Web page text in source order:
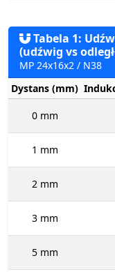
Tabela 1:
(udźwig vs
MP 24x16x2 / N38
Dystans (mm)
0 mm
1 mm
2 mm
3 mm
5 mm